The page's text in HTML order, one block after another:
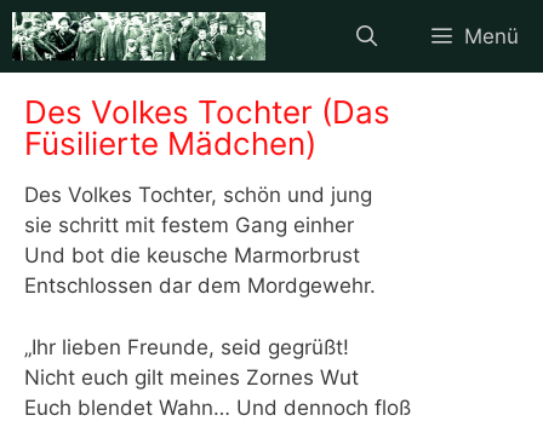
Zum
Inhalt
springen
Menü
Des Volkes Tochter (Das
Füsilierte Mädchen)
Des Volkes Tochter, schön und jung
sie schritt mit festem Gang einher
Und bot die keusche Marmorbrust
Entschlossen dar dem Mordgewehr.
„Ihr lieben Freunde, seid gegrüßt!
Nicht euch gilt meines Zornes Wut
Euch blendet Wahn… Und dennoch floß